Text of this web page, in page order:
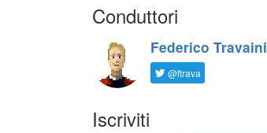
Conduttori
Federico Travaini
@ftrava
Iscriviti